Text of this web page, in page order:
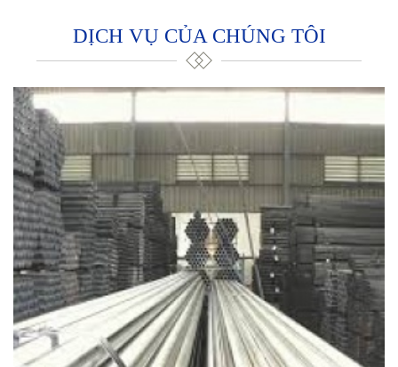
DỊCH VỤ CỦA CHÚNG TÔI